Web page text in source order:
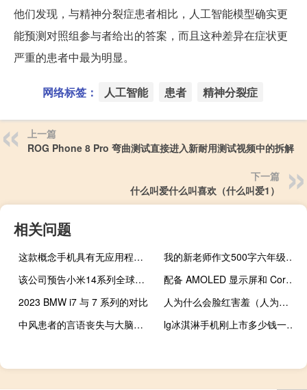
他们发现，与精神分裂症患者相比，人工智能模型确实更
能预测对照组参与者给出的答案，而且这种差异在症状更
严重的患者中最为明显。
网络标签： 人工智能 患者 精神分裂症
上一篇
ROG Phone 8 Pro 弯曲测试直接进入新耐用测试视频中的拆解
下一篇
什么叫爱什么叫喜欢（什么叫爱1）
相关问题
这款概念手机具有无应用程序的用户界面
我的新老师作文500字六年级（我的新老师作文500字）
该公司预告小米14系列全球首发
配备 AMOLED 显示屏和 Core i7-1260P 的三星 Galaxy Book2 Pro 360 限时降至有史以来最低价格
2023 BMW i7 与 7 系列的对比
人为什么会脸红害羞（人为什么会脸红）
中风患者的言语丧失与大脑互连的丧失有关
lg冰淇淋手机刚上市多少钱一部（lg冰淇淋手机）